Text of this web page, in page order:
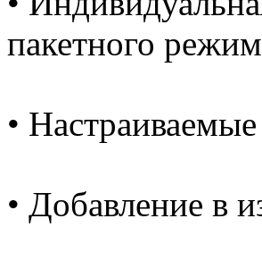
пакетного
•
• Добавление в